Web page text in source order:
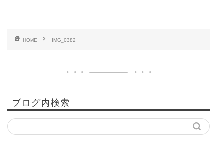
HOME IMG_0382
ブログ内検索